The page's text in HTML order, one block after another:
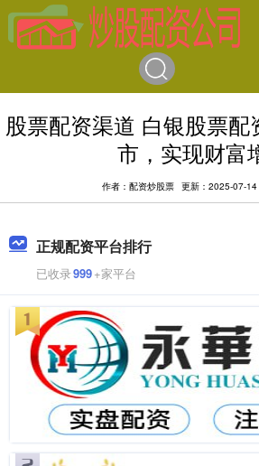
股票配资渠道 白银股票配
市，实现财富
作者：配资炒股票 更新：2025-07-
正规配资平台排行
已收录999+家平台